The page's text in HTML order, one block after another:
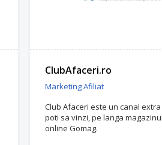
ClubAfaceri.ro
Marketing Afiliat
Club Afaceri este un canal
poti sa vinzi, pe langa
online Gomag.